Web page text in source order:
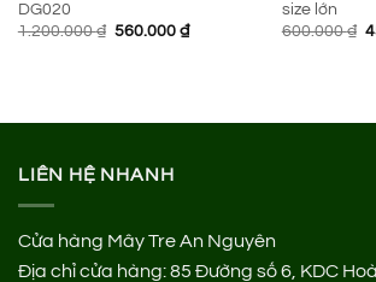
DG020
1.200.000₫ Giá
560.000 ₫Giá
size lớn
600.000₫
LIÊN HỆ NHANH
Cửa hàng Mây Tre An Nguyên
Địa chỉ cửa hàng:85 Đường số 6, KDC